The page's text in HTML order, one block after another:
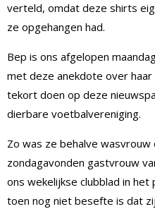
verteld, omdat deze shirts
ze opgehangen had.
Bep is ons afgelopen
met deze anekdote over
tekort doen op deze
dierbare voetbalvereniging.
Zo was ze behalve wasvrouw
zondagavonden gastvrouw
ons wekelijkse clubblad in
toen nog niet besefte is dat